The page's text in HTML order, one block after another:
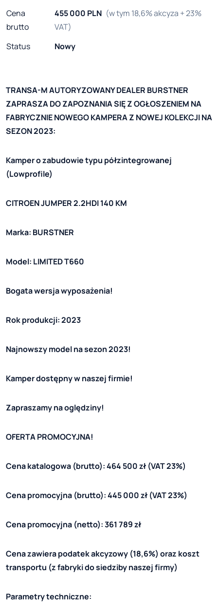
Cena
brutto
455 000 PLN (w tym 18,6% akcyza + 23%
VAT)
Status
Nowy
TRANSA-M AUTORYZOWANY DEALER BURSTNER
ZAPRASZA DO ZAPOZNANIA SIĘ Z OGŁOSZENIEM NA
FABRYCZNIE NOWEGO KAMPERA Z NOWEJ KOLEKCJI NA
SEZON 2023:
Kamper o zabudowie typu półzintegrowanej
(Lowprofile)
CITROEN JUMPER 2.2HDI 140 KM
Marka: BURSTNER
Model: LIMITED T660
Bogata wersja wyposażenia!
Rok produkcji: 2023
Najnowszy model na sezon 2023!
Kamper dostępny w naszej firmie!
Zapraszamy na oględziny!
OFERTA PROMOCYJNA!
Cena katalogowa (brutto): 464 500 zł (VAT 23%)
Cena promocyjna (brutto): 445 000 zł (VAT 23%)
Cena promocyjna (netto): 361 789 zł
Cena zawiera podatek akcyzowy (18,6%) oraz koszt
transportu (z fabryki do siedziby naszej firmy)
Parametry techniczne: